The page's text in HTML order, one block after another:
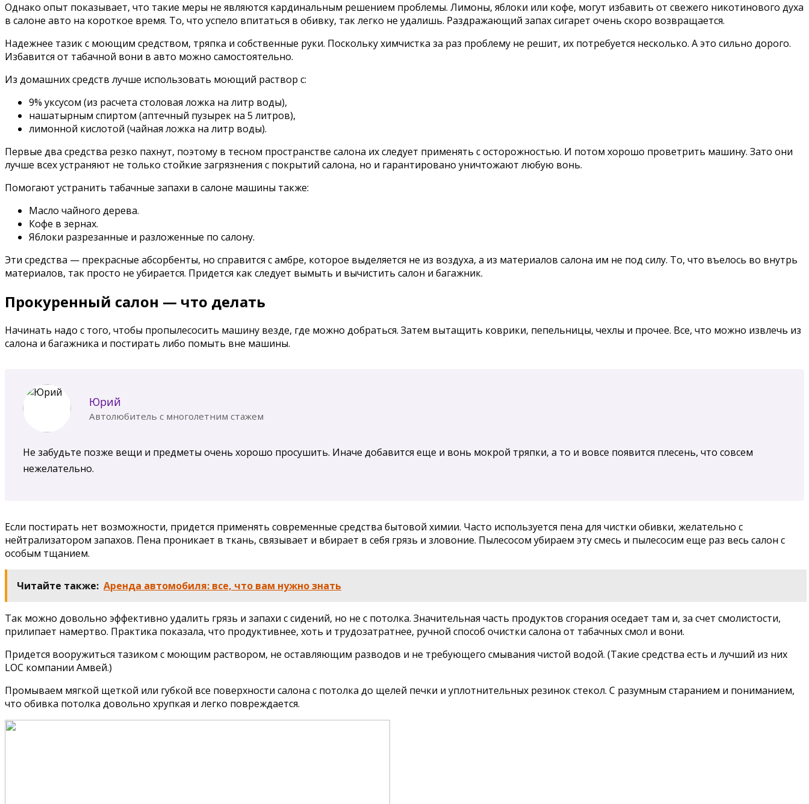
Однако опыт показывает, что такие меры не являются кардинальным решением проблемы. Лимоны, яблоки или кофе, могут избавить от свежего никотинового духа
в салоне авто на короткое время. То, что успело впитаться в обивку, так легко не удалишь. Раздражающий запах сигарет очень скоро возвращается.
Надежнее тазик с моющим средством, тряпка и собственные руки. Поскольку химчистка за раз проблему не решит, их потребуется несколько. А это сильно дорого.
Избавится от табачной вони в авто можно самостоятельно.
Из домашних средств лучше использовать моющий раствор с:
9% уксусом (из расчета столовая ложка на литр воды),
нашатырным спиртом (аптечный пузырек на 5 литров),
лимонной кислотой (чайная ложка на литр воды).
Первые два средства резко пахнут, поэтому в тесном пространстве салона их следует применять с осторожностью. И потом хорошо проветрить машину. Зато они
лучше всех устраняют не только стойкие загрязнения с покрытий салона, но и гарантировано уничтожают любую вонь.
Помогают устранить табачные запахи в салоне машины также:
Масло чайного дерева.
Кофе в зернах.
Яблоки разрезанные и разложенные по салону.
Эти средства — прекрасные абсорбенты, но справится с амбре, которое выделяется не из воздуха, а из материалов салона им не под силу. То, что въелось во внутрь
материалов, так просто не убирается. Придется как следует вымыть и вычистить салон и багажник.
Прокуренный салон — что делать
Начинать надо с того, чтобы пропылесосить машину везде, где можно добраться. Затем вытащить коврики, пепельницы, чехлы и прочее. Все, что можно извлечь из
салона и багажника и постирать либо помыть вне машины.
Юрий
Автолюбитель с многолетним стажем
Не забудьте позже вещи и предметы очень хорошо просушить. Иначе добавится еще и вонь мокрой тряпки, а то и вовсе появится плесень, что совсем
нежелательно.
Если постирать нет возможности, придется применять современные средства бытовой химии. Часто используется пена для чистки обивки, желательно с
нейтрализатором запахов. Пена проникает в ткань, связывает и вбирает в себя грязь и зловоние. Пылесосом убираем эту смесь и пылесосим еще раз весь салон с
особым тщанием.
Читайте также: Аренда автомобиля: все, что вам нужно знать
Так можно довольно эффективно удалить грязь и запахи с сидений, но не с потолка. Значительная часть продуктов сгорания оседает там и, за счет смолистости,
прилипает намертво. Практика показала, что продуктивнее, хоть и трудозатратнее, ручной способ очистки салона от табачных смол и вони.
Придется вооружиться тазиком с моющим раствором, не оставляющим разводов и не требующего смывания чистой водой. (Такие средства есть и лучший из них
LOC компании Амвей.)
Промываем мягкой щеткой или губкой все поверхности салона с потолка до щелей печки и уплотнительных резинок стекол. С разумным старанием и пониманием,
что обивка потолка довольно хрупкая и легко повреждается.